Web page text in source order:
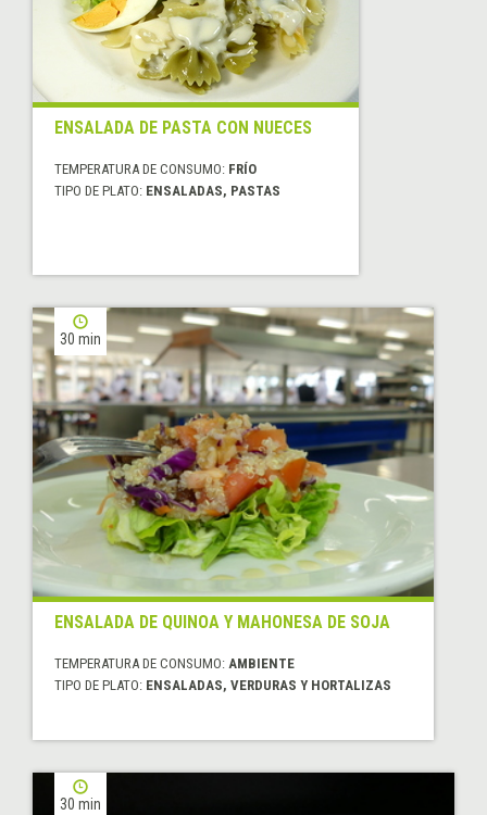
ENSALADA DE PASTA CON NUECES
TEMPERATURA DE CONSUMO: FRÍO
TIPO DE PLATO: ENSALADAS, PASTAS
30 min
ENSALADA DE QUINOA Y MAHONESA DE SOJA
TEMPERATURA DE CONSUMO: AMBIENTE
TIPO DE PLATO: ENSALADAS, VERDURAS Y HORTALIZAS
30 min